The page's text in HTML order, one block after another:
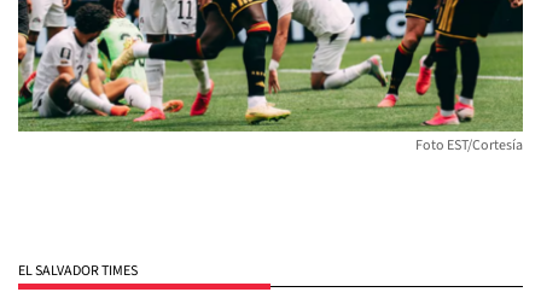
Foto EST/Cortesía
EL SALVADOR TIMES